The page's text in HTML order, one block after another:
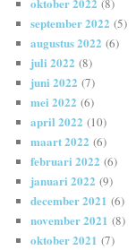
(8)
september 2022 (5)
augustus 2022 (6)
juli 2022 (8)
juni 2022 (7)
mei 2022 (6)
april 2022 (10)
maart 2022 (6)
februari 2022 (6)
januari 2022 (9)
december 2021 (6)
november 2021 (8)
oktober 2021 (7)